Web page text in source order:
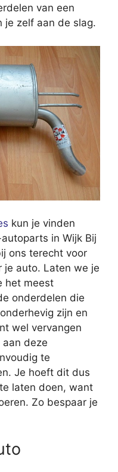
van een
je zelf aan de slag.
kun je vinden
in Wijk Bij
ons terecht voor
je auto. Laten we je
het meest
onderdelen die
zijn en
wel vervangen
deze
te
Je hoeft dit dus
laten doen, want
Zo bespaar je